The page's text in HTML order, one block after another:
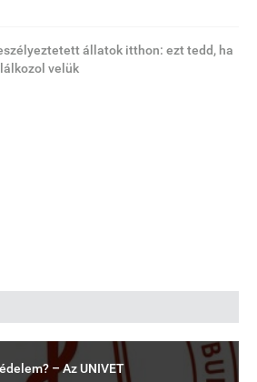
állatok itthon: ezt tedd, ha
velük
– Az UNIVET